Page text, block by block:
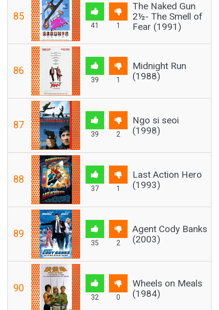
85
41 1
The Naked Gun
2½- The Smell of
Fear (1991)
86
39 1
Midnight Run
(1988)
87
39 2
Ngo si seoi
(1998)
88
37 1
Last Action Hero
(1993)
89
35 2
Agent Cody Banks
(2003)
90
32 0
Wheels on Meals
(1984)